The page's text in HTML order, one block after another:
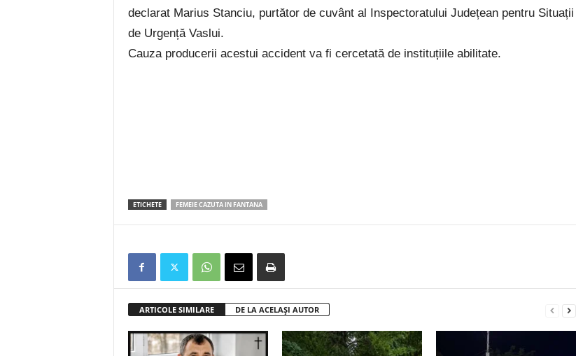
declarat Marius Stanciu, purtător de cuvânt al Inspectoratului Județean pentru Situații
de Urgență Vaslui.
Cauza producerii acestui accident va fi cercetată de instituțiile abilitate.
ETICHETE FEMEIE CAZUTA IN FANTANA
ARTICOLE SIMILARE DE LA ACELAȘI AUTOR